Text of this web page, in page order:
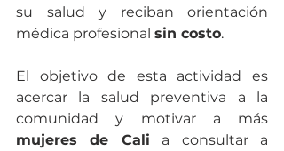
su salud y reciban orientación
médica profesional sin costo.
El objetivo de esta actividad es
acercar la salud preventiva a la
mujeres de Cali a consultar a